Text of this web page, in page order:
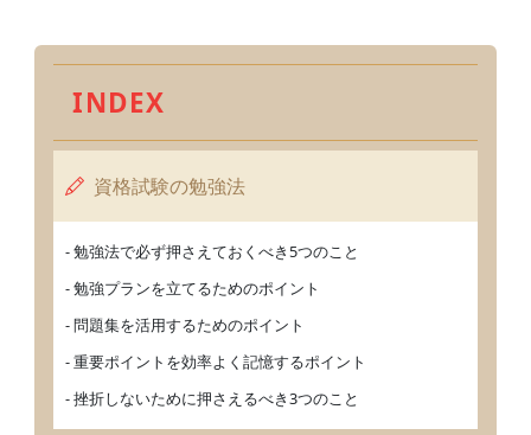
INDEX
資格試験の勉強法
- 勉強法で必ず押さえておくべき5つのこと
- 勉強プランを立てるためのポイント
- 問題集を活用するためのポイント
- 重要ポイントを効率よく記憶するポイント
- 挫折しないために押さえるべき3つのこと